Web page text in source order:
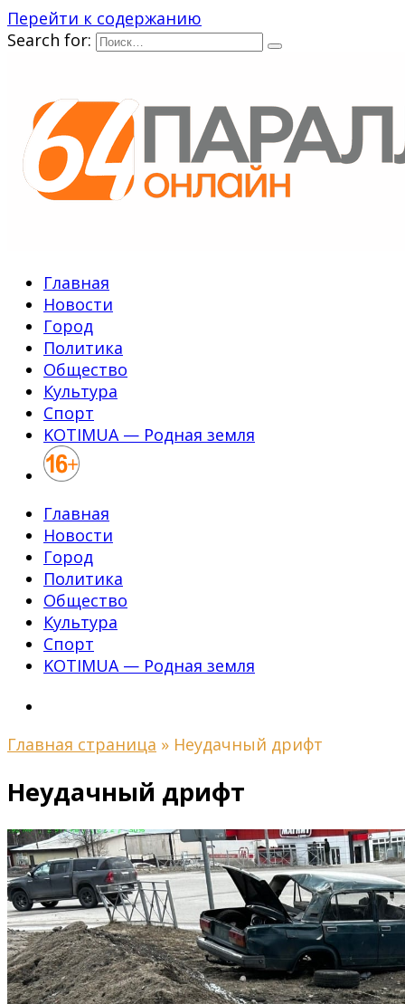
Перейти к содержанию
Search for:
Главная
Новости
Город
Политика
Общество
Культура
Спорт
KOTIMUA — Родная земля
Главная
Новости
Город
Политика
Общество
Культура
Спорт
KOTIMUA — Родная земля
Главная страница » Неудачный дрифт
Неудачный дрифт